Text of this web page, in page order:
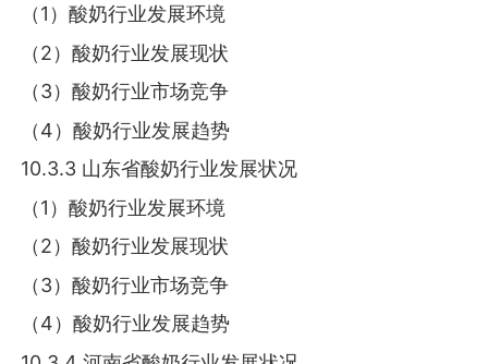
（1）酸奶行业发展环境
（2）酸奶行业发展现状
（3）酸奶行业市场竞争
（4）酸奶行业发展趋势
10.3.3 山东省酸奶行业发展状况
（1）酸奶行业发展环境
（2）酸奶行业发展现状
（3）酸奶行业市场竞争
（4）酸奶行业发展趋势